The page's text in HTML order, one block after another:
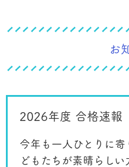
お
2026年度 合格速報
今年も一人ひとりに
どもたちが素晴らし